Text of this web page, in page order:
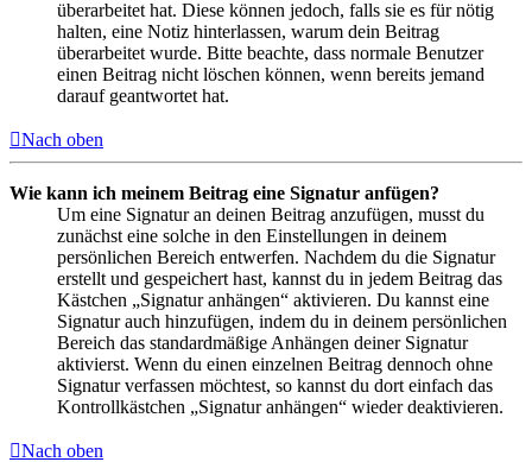
überarbeitet hat. Diese können jedoch, falls sie es für nötig
halten, eine Notiz hinterlassen, warum dein Beitrag
überarbeitet wurde. Bitte beachte, dass normale Benutzer
einen Beitrag nicht löschen können, wenn bereits jemand
darauf geantwortet hat.
Nach oben
Wie kann ich meinem Beitrag eine Signatur anfügen?
Um eine Signatur an deinen Beitrag anzufügen, musst du
zunächst eine solche in den Einstellungen in deinem
persönlichen Bereich entwerfen. Nachdem du die Signatur
erstellt und gespeichert hast, kannst du in jedem Beitrag das
Kästchen „Signatur anhängen“ aktivieren. Du kannst eine
Signatur auch hinzufügen, indem du in deinem persönlichen
Bereich das standardmäßige Anhängen deiner Signatur
aktivierst. Wenn du einen einzelnen Beitrag dennoch ohne
Signatur verfassen möchtest, so kannst du dort einfach das
Kontrollkästchen „Signatur anhängen“ wieder deaktivieren.
Nach oben